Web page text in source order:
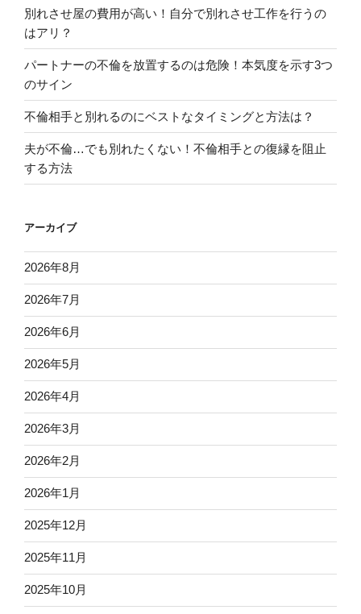
別れさせ屋の費用が高い！自分で別れさせ工作を行うの
はアリ？
パートナーの不倫を放置するのは危険！本気度を示す3つ
のサイン
不倫相手と別れるのにベストなタイミングと方法は？
夫が不倫…でも別れたくない！不倫相手との復縁を阻止
する方法
アーカイブ
2026年8月
2026年7月
2026年6月
2026年5月
2026年4月
2026年3月
2026年2月
2026年1月
2025年12月
2025年11月
2025年10月